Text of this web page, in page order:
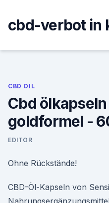
content
cbd-verbot in
CBD OIL
Cbd ölkapseln
goldformel -
EDITOR
Ohne Rückstände!
CBD-Öl-Kapseln von